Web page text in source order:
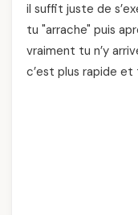
il suffit juste de
tu "arrache" puis
vraiment tu n’y
c’est plus rapide et